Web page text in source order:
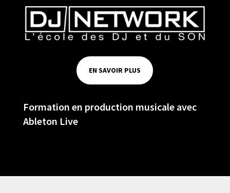
EN SAVOIR PLUS
Formation en production musicale avec
Ableton Live